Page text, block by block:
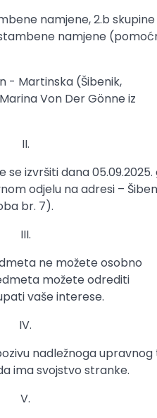
namjene, 2.b skupine
namjene
- Martinska (Šibenik,
Von Der Gönne iz
II.
se izvršiti dana 05.09.2025.
odjelu na adresi –
br. 7).
III.
ne možete osobno
možete odrediti
vaše interese.
IV.
nadležnoga upravnog
ima svojstvo stranke.
V.